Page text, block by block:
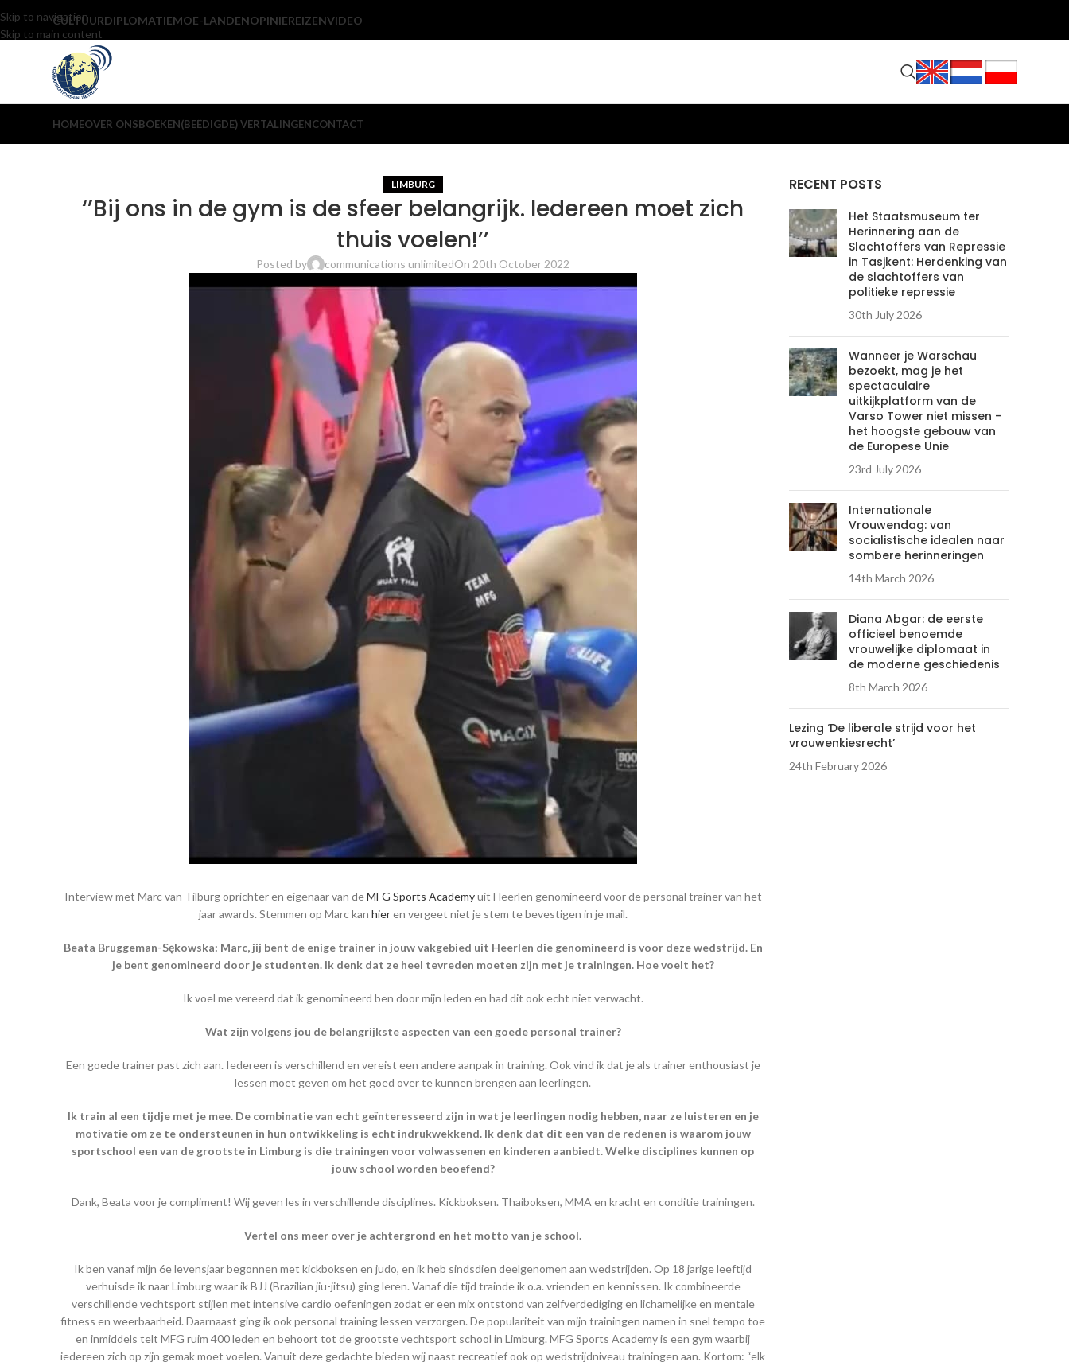
Skip to navigation
Skip to main content
CULTUURDIPLOMATIEMOE-LANDENOPINIEREIZENVIDEO
HOMEOVER ONSBOEKEN(BEËDIGDE) VERTALINGENCONTACT
LIMBURG
‘’Bij ons in de gym is de sfeer belangrijk. Iedereen moet zich
thuis voelen!’’
Posted by communications unlimitedOn 20th October 2022
Interview met Marc van Tilburg oprichter en eigenaar van deMFG Sports Academyuit Heerlen genomineerd voor de personal trainer van het
jaar awards. Stemmen op Marc kan hieren vergeet niet je stem te bevestigen in je mail.
Beata Bruggeman-Sękowska: Marc, jij bent de enige trainer in jouw vakgebied uit Heerlen die genomineerd is voor deze wedstrijd. En
je bent genomineerd door je studenten. Ik denk dat ze heel tevreden moeten zijn met je trainingen. Hoe voelt het?
Ik voel me vereerd dat ik genomineerd ben door mijn leden en had dit ook echt niet verwacht.
Wat zijn volgens jou de belangrijkste aspecten van een goede personal trainer?
Een goede trainer past zich aan. Iedereen is verschillend en vereist een andere aanpak in training. Ook vind ik dat je als trainer enthousiast je
lessen moet geven om het goed over te kunnen brengen aan leerlingen.
Ik train al een tijdje met je mee. De combinatie van echt geïnteresseerd zijn in wat je leerlingen nodig hebben, naar ze luisteren en je
motivatie om ze te ondersteunen in hun ontwikkeling is echt indrukwekkend. Ik denk dat dit een van de redenen is waarom jouw
sportschool een van de grootste in Limburg is die trainingen voor volwassenen en kinderen aanbiedt. Welke disciplines kunnen op
jouw school worden beoefend?
Dank, Beata voor je compliment! Wij geven les in verschillende disciplines. Kickboksen. Thaiboksen, MMA en kracht en conditie trainingen.
Vertel ons meer over je achtergrond en het motto van je school.
Ik ben vanaf mijn 6e levensjaar begonnen met kickboksen en judo, en ik heb sindsdien deelgenomen aan wedstrijden. Op 18 jarige leeftijd
verhuisde ik naar Limburg waar ik BJJ (Brazilian jiu-jitsu) ging leren. Vanaf die tijd trainde ik o.a. vrienden en kennissen. Ik combineerde
verschillende vechtsport stijlen met intensive cardio oefeningen zodat er een mix ontstond van zelfverdediging en lichamelijke en mentale
fitness en weerbaarheid. Daarnaast ging ik ook personal training lessen verzorgen. De populariteit van mijn trainingen namen in snel tempo toe
en inmiddels telt MFG ruim 400 leden en behoort tot de grootste vechtsport school in Limburg. MFG Sports Academy is een gym waarbij
iedereen zich op zijn gemak moet voelen. Vanuit deze gedachte bieden wij naast recreatief ook op wedstrijdniveau trainingen aan. Kortom: “elk
RECENT POSTS
Het Staatsmuseum ter
Herinnering aan de
Slachtoffers van Repressie
in Tasjkent: Herdenking van
de slachtoffers van
politieke repressie
30th July 2026
Wanneer je Warschau
bezoekt, mag je het
spectaculaire
uitkijkplatform van de
Varso Tower niet missen –
het hoogste gebouw van
de Europese Unie
23rd July 2026
Internationale
Vrouwendag: van
socialistische idealen naar
sombere herinneringen
14th March 2026
Diana Abgar: de eerste
officieel benoemde
vrouwelijke diplomaat in
de moderne geschiedenis
8th March 2026
Lezing ‘De liberale strijd voor het
vrouwenkiesrecht’
24th February 2026